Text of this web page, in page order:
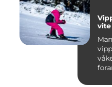
Vipper